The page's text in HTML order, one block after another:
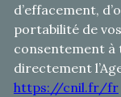
d’effacement,
portabilité de
consentement
directement
https://cnil.fr/fr